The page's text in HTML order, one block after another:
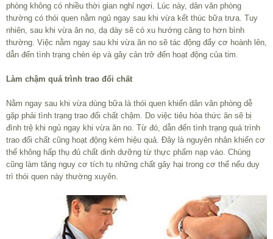
phòng không có nhiều thời gian nghỉ ngơi. Lúc này, dân văn phòng
thường có thói quen nằm ngủ ngay sau khi vừa kết thúc bữa trưa. Tuy
nhiên, sau khi vừa ăn no, dạ dày sẽ có xu hướng căng to hơn bình
thường. Việc nằm ngay sau khi vừa ăn no sẽ tác động đẩy cơ hoành lên,
dẫn đến tình trạng chèn ép và gây cản trở đến hoạt động của tim.
Làm chậm quá trình trao đổi chất
Nằm ngay sau khi vừa dùng bữa là thói quen khiến dân văn phòng dễ
gặp phải tình trạng trao đổi chất chậm. Do việc tiêu hóa thức ăn sẽ bị
đình trệ khi ngủ ngay khi vừa ăn no. Từ đó, dẫn đến tình trạng quá trình
trao đổi chất cũng hoạt động kém hiệu quả. Đây là nguyên nhân khiến cơ
thể không hấp thụ đủ chất dinh dưỡng từ thực phẩm nạp vào. Chúng
cũng làm tăng nguy cơ tích tụ những chất gây hại trong cơ thể nếu duy
trì thói quen này thường xuyên.